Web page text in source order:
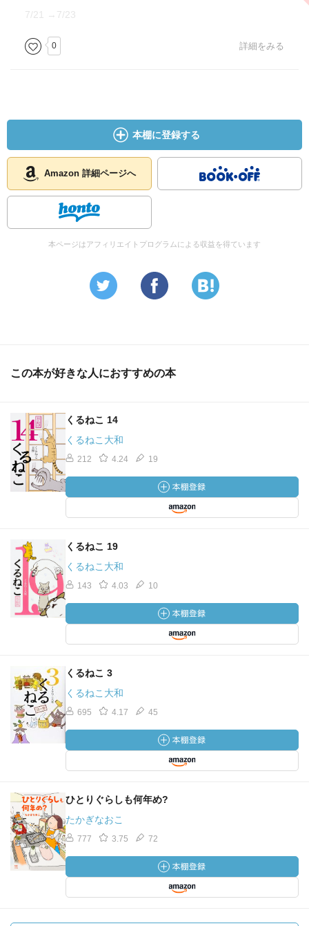
7/21 →7/23
0 詳細をみる
本棚に登録する
Amazon 詳細ページへ
本ページはアフィリエイトプログラムによる収益を得ています
この本が好きな人におすすめの本
くるねこ 14
くるねこ大和
212 4.24 19
くるねこ 19
くるねこ大和
143 4.03 10
くるねこ 3
くるねこ大和
695 4.17 45
ひとりぐらしも何年め?
たかぎなおこ
777 3.75 72